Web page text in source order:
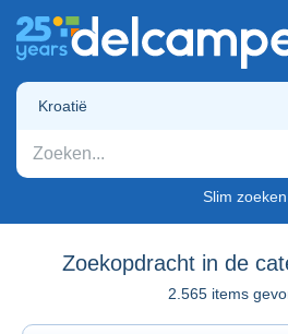
Kroatië
Slim zoeken
Zoekopdracht in de
2.565 items